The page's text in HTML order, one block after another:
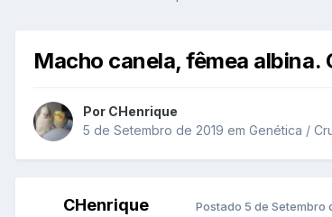
Macho canela, fêmea
Por CHenrique
5 de Setembro de 2019 em Genética /
CHenrique Postado 5 de Setembro